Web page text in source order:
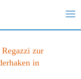
zur
in